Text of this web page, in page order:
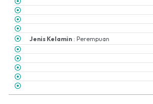
Jenis Kelamin : Perempuan